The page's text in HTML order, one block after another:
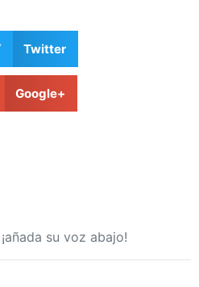
Twitter
Google+
su voz abajo!